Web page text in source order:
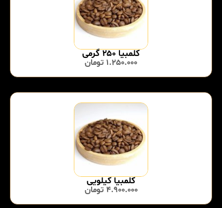
کلمبیا ۲۵۰ گرمی
1.250.000 تومان
کلمبیا کیلویی
4.900.000 تومان